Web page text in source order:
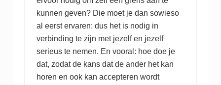
kunnen geven? Die moet je dan sowieso
al eerst ervaren: dus het is nodig in
verbinding te zijn met jezelf en jezelf
serieus te nemen. En vooral: hoe doe je
dat, zodat de kans dat de ander het kan
horen en ook kan accepteren wordt